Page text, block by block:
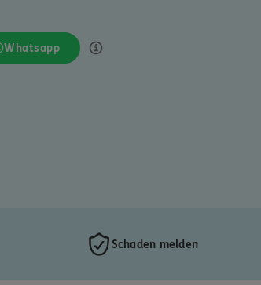
Whatsapp
Schaden melden